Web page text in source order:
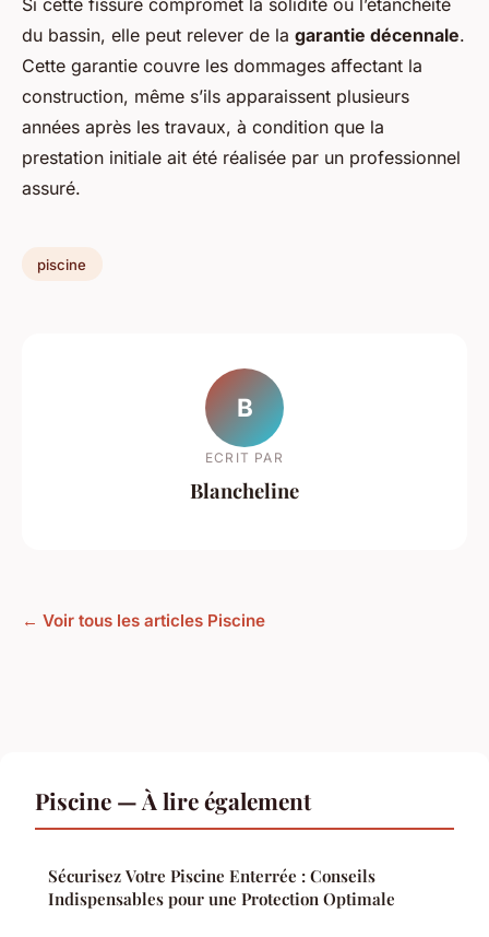
du bassin, elle peut relever de la garantie décennale.
Cette garantie couvre les dommages affectant la
construction, même s’ils apparaissent plusieurs
années après les travaux, à condition que la
prestation initiale ait été réalisée par un professionnel
assuré.
piscine
B
ECRIT PAR
Blancheline
← Voir tous les articles Piscine
Piscine — À lire également
Sécurisez Votre Piscine Enterrée : Conseils
Indispensables pour une Protection Optimale